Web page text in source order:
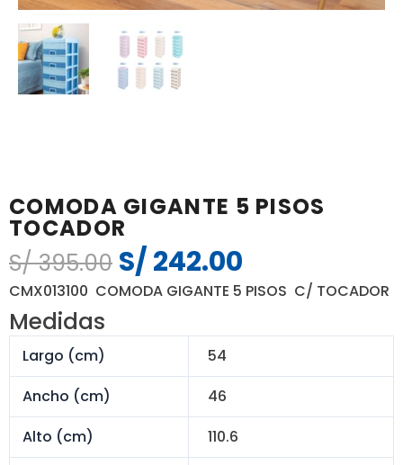
COMODA GIGANTE 5 PISOS
TOCADOR
S/395.00 El
precio
original
era:
S/ 395.00.
S/242.00
precio
actual
es:
CMX013100 COMODA GIGANTE 5 PISOS C/ TOCADOR
Medidas
Largo (cm)
54
Ancho (cm)
46
Alto (cm)
110.6